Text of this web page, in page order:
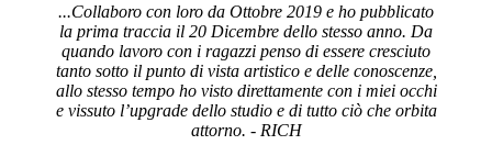
...Collaboro con loro da Ottobre 2019 e ho pubblicato
la prima traccia il 20 Dicembre dello stesso anno. Da
quando lavoro con i ragazzi penso di essere cresciuto
tanto sotto il punto di vista artistico e delle conoscenze,
allo stesso tempo ho visto direttamente con i miei occhi
e vissuto l’upgrade dello studio e di tutto ciò che orbita
attorno. - RICH